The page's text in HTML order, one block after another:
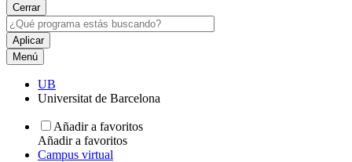
Cerrar
Menú
UB
Universitat de Barcelona
Añadir a favoritos
Añadir a favoritos
Campus virtual